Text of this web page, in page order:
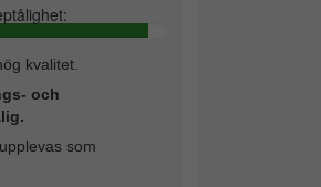
kvalitet.
och
som